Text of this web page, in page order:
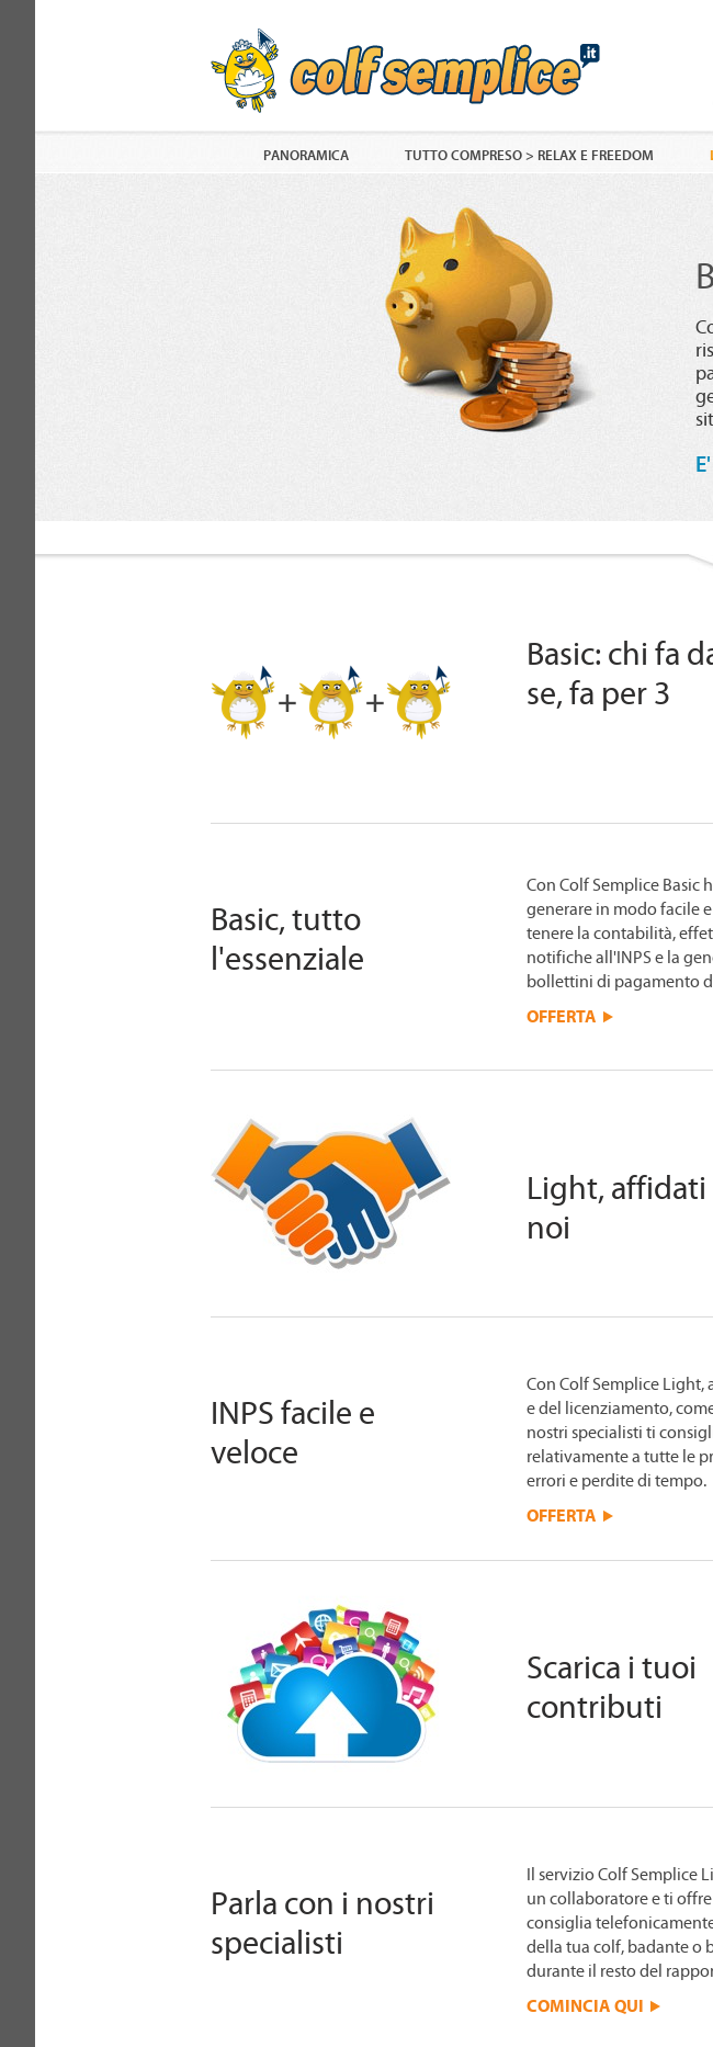
PANORAMICA TUTTO COMPRESO > RELAX E FREEDOM
Basic: chi fa
se, fa per 3
Basic, tutto
l'essenziale
Con Colf Semplice Basic
generare in modo facile
tenere la contabilità,
notifiche all'INPS e la
bollettini di pagamento
OFFERTA
Light, affidati
noi
INPS facile e
veloce
Con Colf Semplice
e del licenziamento,
nostri specialisti ti
relativamente a tutte le
errori e perdite di tempo.
OFFERTA
Scarica i tuoi
contributi
Parla con i nostri
specialisti
Il servizio Colf Semplice
un collaboratore e ti
consiglia
della tua colf, badante o
durante il resto del
COMINCIA QUI